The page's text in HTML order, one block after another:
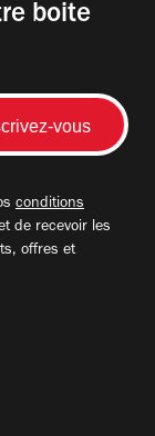
boite
conditions
de recevoir les
offres et